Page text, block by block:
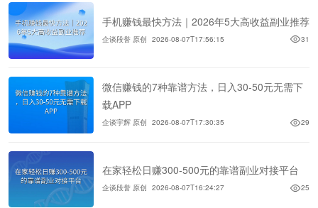
手机赚钱最快方法｜2026年5大高收益副业推荐
企谈段誉 原创 2026-08-07T17:56:15 31
微信赚钱的7种靠谱方法，日入30-50元无需下
载APP
企谈宇辉 原创 2026-08-07T17:30:35 29
在家轻松日赚300-500元的靠谱副业对接平台
企谈段誉 原创 2026-08-07T16:24:27 25